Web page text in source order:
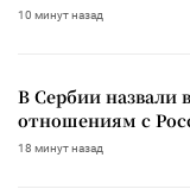
10 минут назад
В Сербии назвали
отношениям с
18 минут назад